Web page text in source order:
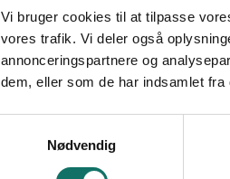
Vi bruger cookies til at tilpasse
vores trafik. Vi deler også
annonceringspartnere og
dem, eller som de har indsamlet fra
Nødvendig